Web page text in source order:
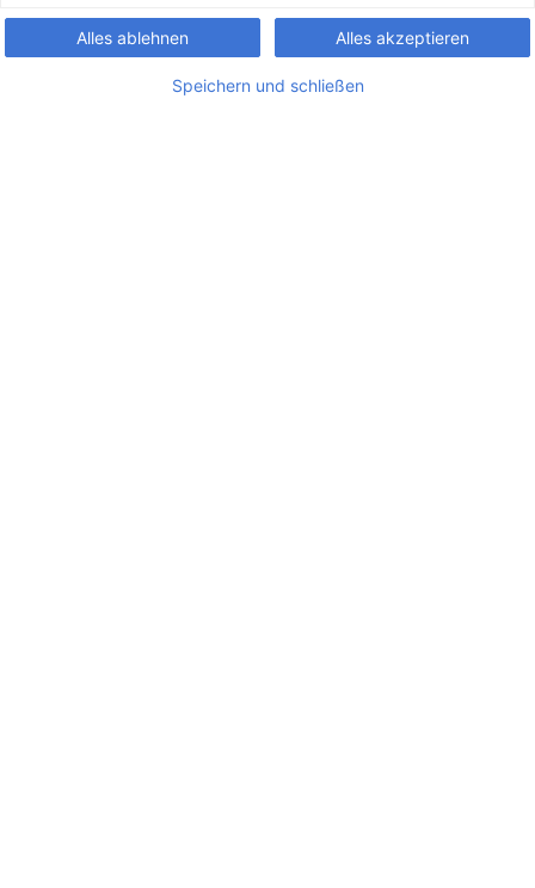
Alles ablehnen Alles akzeptieren
Speichern und schließen